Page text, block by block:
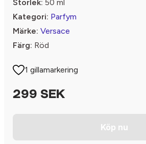
Storlek: 50 ml
Kategori: Parfym
Märke: Versace
Färg: Röd
1 gillamarkering
299 SEK
Köp nu